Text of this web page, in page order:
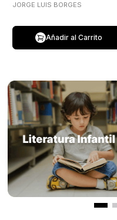
JORGE LUIS BORGES
Añadir al Carrito